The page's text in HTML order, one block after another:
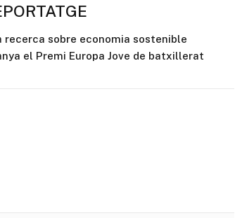
recerca sobre economia sostenible
el Premi Europa Jove de batxillerat